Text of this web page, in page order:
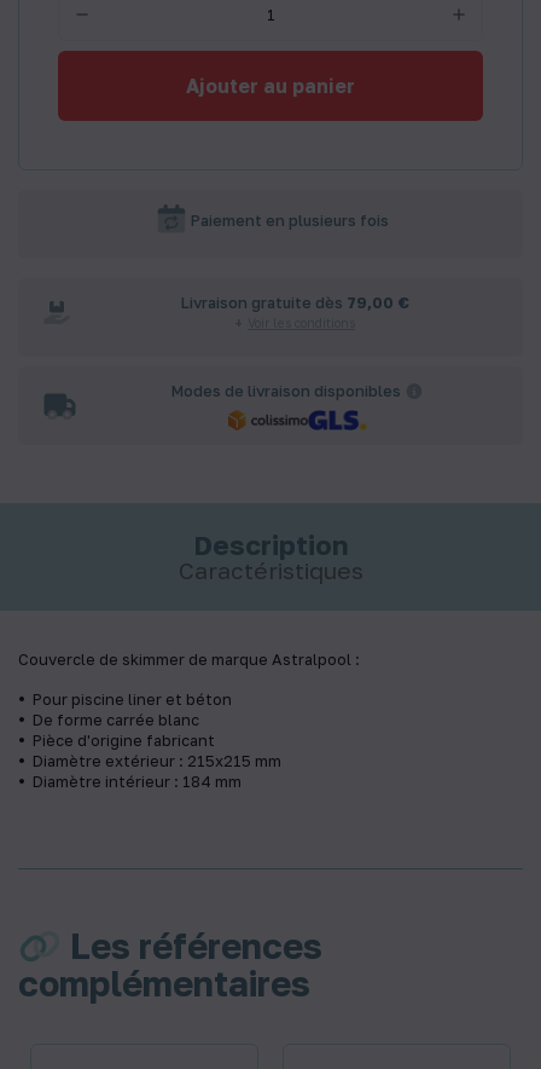
Ajouter au panier
Paiement en plusieurs fois
Livraison gratuite dès 79,00 €
Modes de livraison disponibles
Description
Caractéristiques
Couvercle de skimmer de marque Astralpool :
Pour piscine liner et béton
De forme carrée blanc
Pièce d'origine fabricant
Diamètre extérieur : 215x215 mm
Diamètre intérieur : 184 mm
Les références
complémentaires